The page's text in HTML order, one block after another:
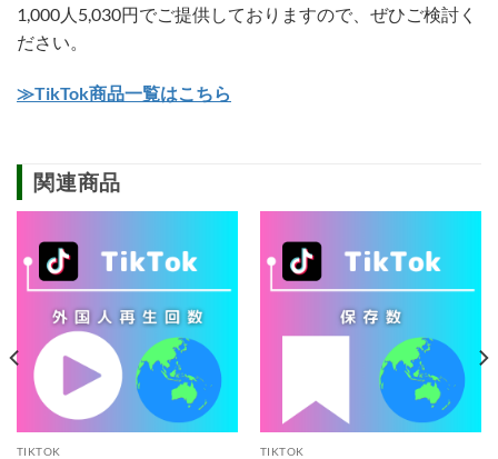
1,000人5,030円でご提供しておりますので、ぜひご検討く
ださい。
≫TikTok商品一覧はこちら
関連商品
TIKTOK TIKTOK